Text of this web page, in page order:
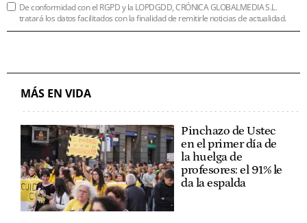
De conformidad con el RGPD y la LOPDGDD, CRÓNICA GLOBALMEDIA S.L.
tratará los datos facilitados con la finalidad de remitirle noticias de actualidad.
MÁS EN VIDA
Pinchazo de Ustec
en el primer día de
la huelga de
profesores: el 91% le
da la espalda